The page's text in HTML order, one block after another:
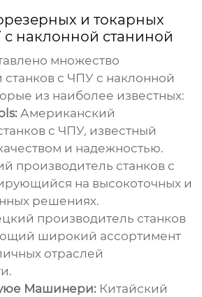
и токарных
с наклонной станиной
множество
с ЧПУ с наклонной
из наиболее известных:
Американский
с ЧПУ, известный
и надежностью.
производитель станков с
на высокоточных и
решениях.
производитель станков
широкий ассортимент
отраслей
Машинери: Китайский